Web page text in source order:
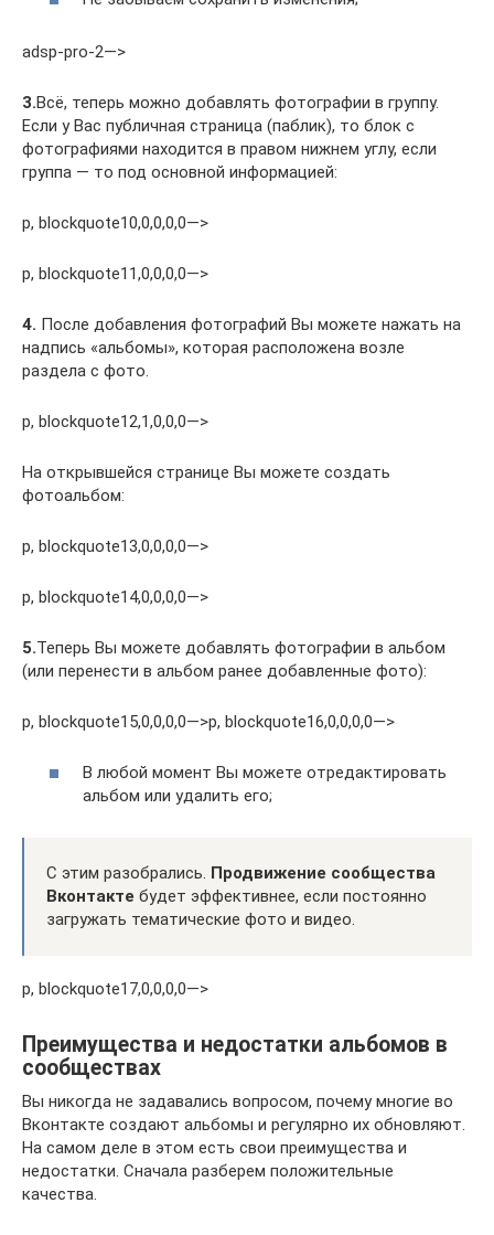
adsp-pro-2—>
3.Всё, теперь можно добавлять фотографии в группу.
Если у Вас публичная страница (паблик), то блок с
фотографиями находится в правом нижнем углу, если
группа — то под основной информацией:
p, blockquote10,0,0,0,0—>
p, blockquote11,0,0,0,0—>
4. После добавления фотографий Вы можете нажать на
надпись «альбомы», которая расположена возле
раздела с фото.
p, blockquote12,1,0,0,0—>
На открывшейся странице Вы можете создать
фотоальбом:
p, blockquote13,0,0,0,0—>
p, blockquote14,0,0,0,0—>
5.Теперь Вы можете добавлять фотографии в альбом
(или перенести в альбом ранее добавленные фото):
p, blockquote15,0,0,0,0—>p, blockquote16,0,0,0,0—>
В любой момент Вы можете отредактировать
альбом или удалить его;
С этим разобрались. Продвижение сообщества
Вконтакте будет эффективнее, если постоянно
загружать тематические фото и видео.
p, blockquote17,0,0,0,0—>
Преимущества и недостатки альбомов в
сообществах
Вы никогда не задавались вопросом, почему многие во
Вконтакте создают альбомы и регулярно их обновляют.
На самом деле в этом есть свои преимущества и
недостатки. Сначала разберем положительные
качества.